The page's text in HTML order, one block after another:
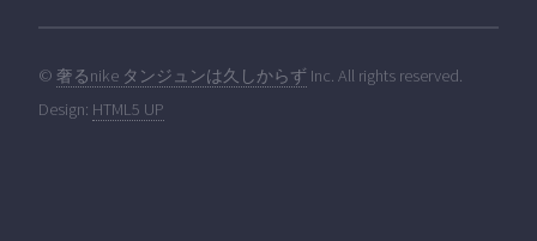
© 奢るnike タンジュンは久しからず Inc. All rights reserved.
Design: HTML5 UP